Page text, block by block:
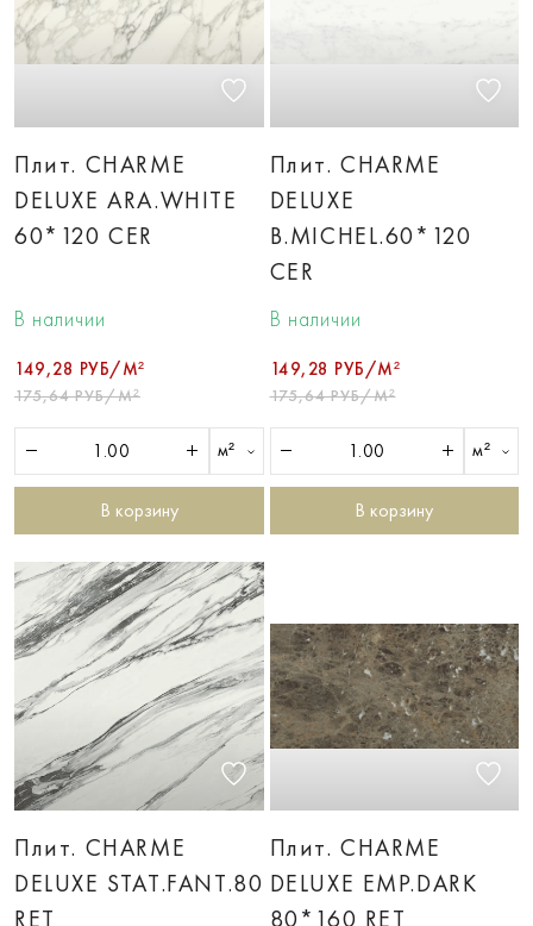
Плит. CHARME
DELUXE ARA.WHITE
60*120 CER
В наличии
149,28 РУБ/М²
175,64 РУБ/М²
м²
В корзину
Плит. CHARME
DELUXE
B.MICHEL.60*120
CER
В наличии
149,28 РУБ/М²
175,64 РУБ/М²
м²
В корзину
Плит. CHARME
DELUXE STAT.FANT.80
RET
Плит. CHARME
DELUXE EMP.DARK
80*160 RET